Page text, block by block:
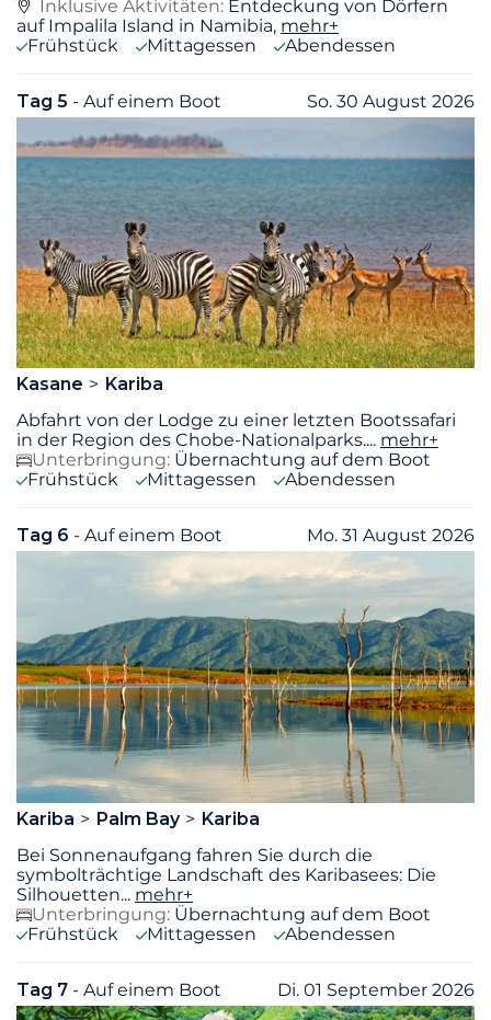
Inklusive Aktivitäten: Entdeckung von Dörfern
auf Impalila Island in Namibia, mehr+
Frühstück
Mittagessen Abendessen
Tag 5 - Auf einem Boot So. 30 August 2026
Kasane
Kariba
Abfahrt von der Lodge zu einer letzten Bootssafari
in der Region des Chobe-Nationalparks.... mehr+
Unterbringung: Übernachtung auf dem Boot
Frühstück
Mittagessen Abendessen
Tag 6 - Auf einem Boot Mo. 31 August 2026
Kariba Palm Bay
Kariba
Bei Sonnenaufgang fahren Sie durch die
symbolträchtige Landschaft des Karibasees: Die
Silhouetten... mehr+
Unterbringung: Übernachtung auf dem Boot
Frühstück
Mittagessen Abendessen
Tag 7 - Auf einem Boot Di. 01 September 2026